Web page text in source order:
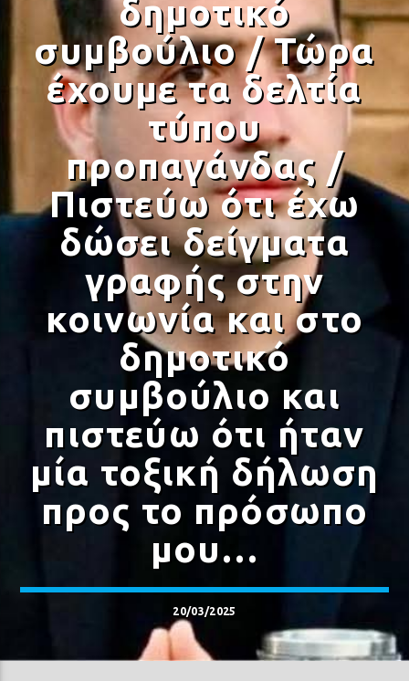
Prisma Radio 90,2
δημοτικό
συμβούλιο / Τώρα
έχουμε τα δελτία
τύπου
προπαγάνδας /
Πιστεύω ότι έχω
δώσει δείγματα
γραφής στην
κοινωνία και στο
δημοτικό
συμβούλιο και
πιστεύω ότι ήταν
μία τοξική δήλωση
προς το πρόσωπο
μου…
20/03/2025